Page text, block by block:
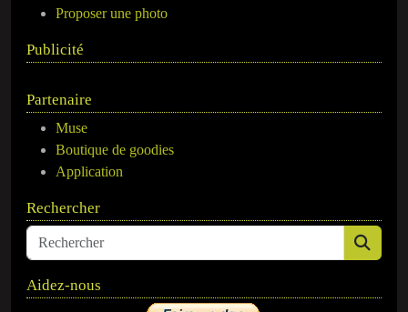
Proposer une photo
Publicité
Partenaire
Muse
Boutique de goodies
Application
Rechercher
Aidez-nous